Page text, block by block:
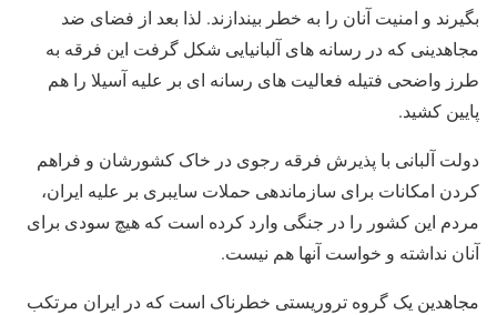
بگیرند و امنیت آنان را به خطر بیندازند. لذا بعد از فضای ضد
مجاهدینی که در رسانه های آلبانیایی شکل گرفت این فرقه به
طرز واضحی فتیله فعالیت های رسانه ای بر علیه آسیلا را هم
پایین کشید.
دولت آلبانی با پذیرش فرقه رجوی در خاک کشورشان و فراهم
کردن امکانات برای سازماندهی حملات سایبری بر علیه ایران،
مردم این کشور را در جنگی وارد کرده است که هیچ سودی برای
آنان نداشته و خواست آنها هم نیست.
مجاهدین یک گروه تروریستی خطرناک است که در ایران مرتکب